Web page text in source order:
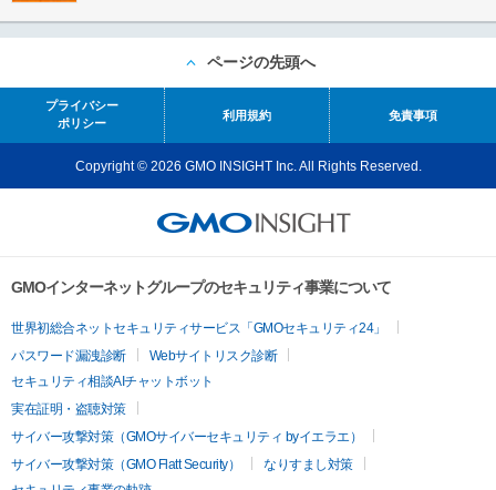
ページの先頭へ
プライバシー
ポリシー
利用規約 免責事項
Copyright © 2026 GMO INSIGHT Inc. All Rights Reserved.
GMOインターネットグループのセキュリティ事業について
世界初総合ネットセキュリティサービス「GMOセキュリティ24」
パスワード漏洩診断
Webサイトリスク診断
セキュリティ相談AIチャットボット
実在証明・盗聴対策
サイバー攻撃対策（GMOサイバーセキュリティ byイエラエ）
サイバー攻撃対策（GMO Flatt Security）
なりすまし対策